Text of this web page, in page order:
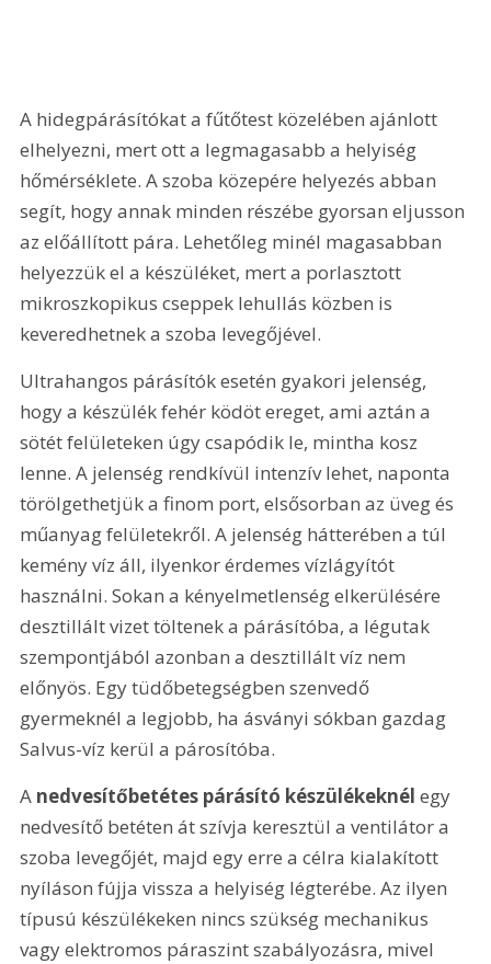
A hidegpárásítókat a fűtőtest közelében ajánlott
elhelyezni, mert ott a legmagasabb a helyiség
hőmérséklete. A szoba közepére helyezés abban
segít, hogy annak minden részébe gyorsan eljusson
az előállított pára. Lehetőleg minél magasabban
helyezzük el a készüléket, mert a porlasztott
mikroszkopikus cseppek lehullás közben is
keveredhetnek a szoba levegőjével.
Ultrahangos párásítók esetén gyakori jelenség,
hogy a készülék fehér ködöt ereget, ami aztán a
sötét felületeken úgy csapódik le, mintha kosz
lenne. A jelenség rendkívül intenzív lehet, naponta
törölgethetjük a finom port, elsősorban az üveg és
műanyag felületekről. A jelenség hátterében a túl
kemény víz áll, ilyenkor érdemes vízlágyítót
használni. Sokan a kényelmetlenség elkerülésére
desztillált vizet töltenek a párásítóba, a légutak
szempontjából azonban a desztillált víz nem
előnyös. Egy tüdőbetegségben szenvedő
gyermeknél a legjobb, ha ásványi sókban gazdag
Salvus-víz kerül a párosítóba.
A nedvesítőbetétes párásító készülékeknél egy
nedvesítő betéten át szívja keresztül a ventilátor a
szoba levegőjét, majd egy erre a célra kialakított
nyíláson fújja vissza a helyiség légterébe. Az ilyen
típusú készülékeken nincs szükség mechanikus
vagy elektromos páraszint szabályozásra, mivel